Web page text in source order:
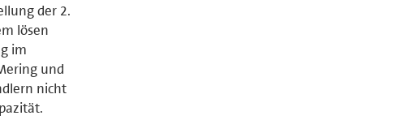
der 2.
lösen
im
und
nicht